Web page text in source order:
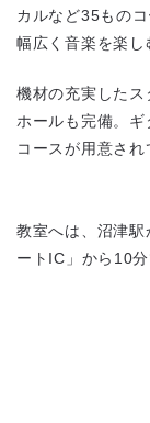
カルなど35もの
幅広く音楽を楽し
機材の充実した
ホールも完備。
コースが用意され
教室へは、沼津
ートIC」から10